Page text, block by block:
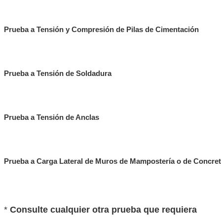
Prueba a Tensión y Compresión de Pilas de Cimentación
Prueba a Tensión de Soldadura
Prueba a Tensión de Anclas
Prueba a Carga Lateral de Muros de Mampostería o de
* Consulte cualquier otra prueba que requiera